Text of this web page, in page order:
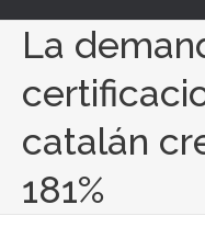
La
catalán
181%